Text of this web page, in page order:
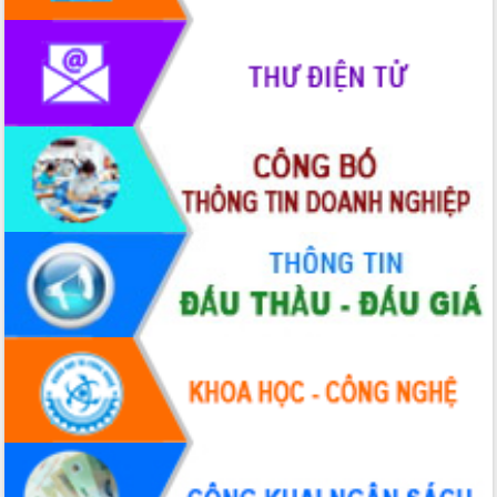
mặt Đoàn chuyên gia y tế TP. Hồ Chí
Minh
Lễ truy điệu và an táng hài cốt liệt sĩ
tại Nghĩa trang Liệt sĩ xã Sơn Hòa
Bàn giải pháp tháo gỡ khó khăn trong
xuất khẩu sầu riêng và triển khai quy
định EUDR
Thứ trưởng Bộ Nông nghiệp và Môi
trường Nguyễn Hoàng Hiệp khảo sát
vùng trồng và doanh nghiệp đóng gói
sầu riêng tại Đắk Lắk
Trình diễn nghệ thuật chế biến các
món ăn từ sầu riêng
Đắk Lắk công bố Quy hoạch và xúc
tiến đầu tư tỉnh
Ngành cá ngừ Đắk Lắk chủ động thích
ứng để giữ vững thị trường xuất khẩu
Diễn đàn Kinh tế tư nhân Việt Nam đột
phá cơ chế - Hợp tác công tư
Đề án 06 tạo bước ngoặt đột phá trong